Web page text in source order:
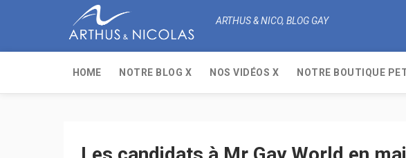
ARTHUS & NICO, BLOG GAY
HOME NOTRE BLOG X NOS VIDÉOS X NOTRE BOUTIQUE